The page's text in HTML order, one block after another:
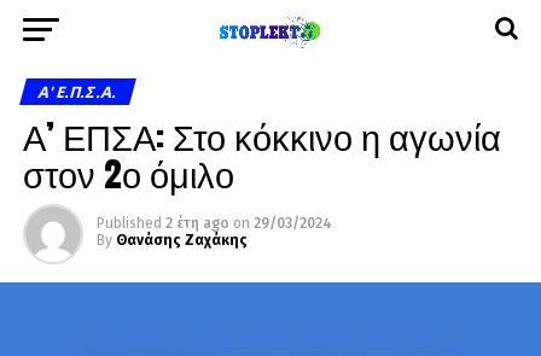
A' Ε.Π.Σ.Α.
Α’ ΕΠΣΑ: Στο κόκκινο η αγωνία
στον 2ο όμιλο
Published 2 έτη ago on 29/03/2024
By Θανάσης Ζαχάκης